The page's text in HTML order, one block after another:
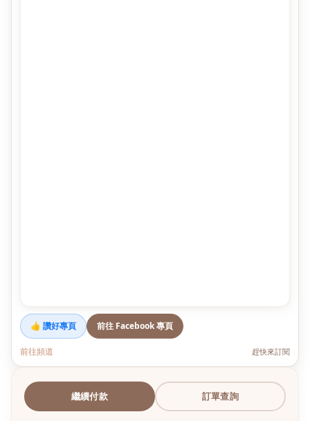
👍 讚好專頁 前往 Facebook 專頁
前往頻道 趕快來訂閱
繼續付款 訂單查詢